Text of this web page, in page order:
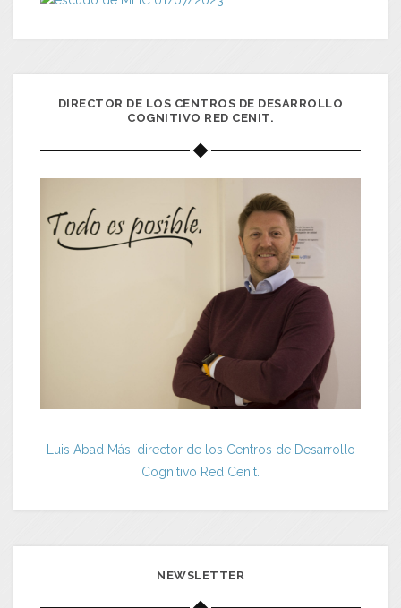
DIRECTOR DE LOS CENTROS DE DESARROLLO
COGNITIVO RED CENIT.
Luis Abad Más, director de los Centros de Desarrollo
Cognitivo Red Cenit.
NEWSLETTER